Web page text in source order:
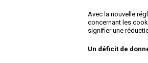
Avec la nouvelle
concernant les
signifier une
Un déficit de